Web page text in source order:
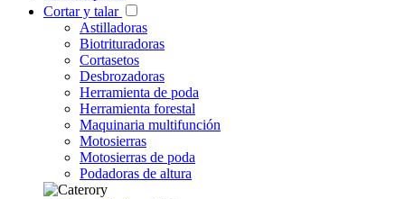
Cortar y talar
Astilladoras
Biotrituradoras
Cortasetos
Desbrozadoras
Herramienta de poda
Herramienta forestal
Maquinaria multifunción
Motosierras
Motosierras de poda
Podadoras de altura